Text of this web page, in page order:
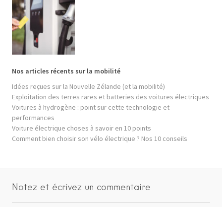
Nos articles récents sur la mobilité
Idées reçues sur la Nouvelle Zélande (et la mobilité)
Exploitation des terres rares et batteries des voitures électriques
Voitures à hydrogène : point sur cette technologie et
performances
Voiture électrique choses à savoir en 10 points
Comment bien choisir son vélo électrique ? Nos 10 conseils
Notez et écrivez un commentaire